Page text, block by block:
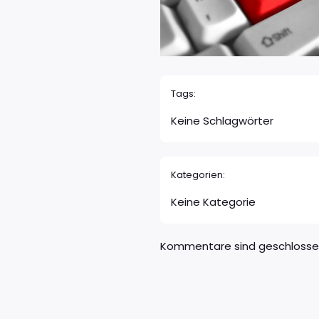
Tags:
Keine Schlagwörter
Kategorien:
Keine Kategorie
Kommentare sind